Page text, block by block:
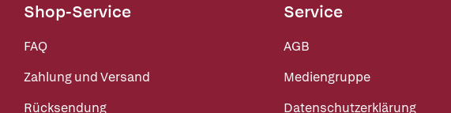
Shop-Service
FAQ
Zahlung und Versand
Rücksendung
Service
AGB
Mediengruppe
Datenschutzerklärung